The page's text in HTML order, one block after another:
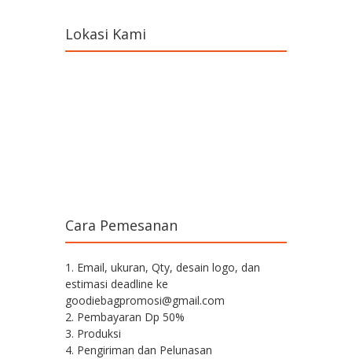
Lokasi Kami
Cara Pemesanan
1. Email, ukuran, Qty, desain logo, dan
estimasi deadline ke
goodiebagpromosi@gmail.com
2. Pembayaran Dp 50%
3. Produksi
4. Pengiriman dan Pelunasan